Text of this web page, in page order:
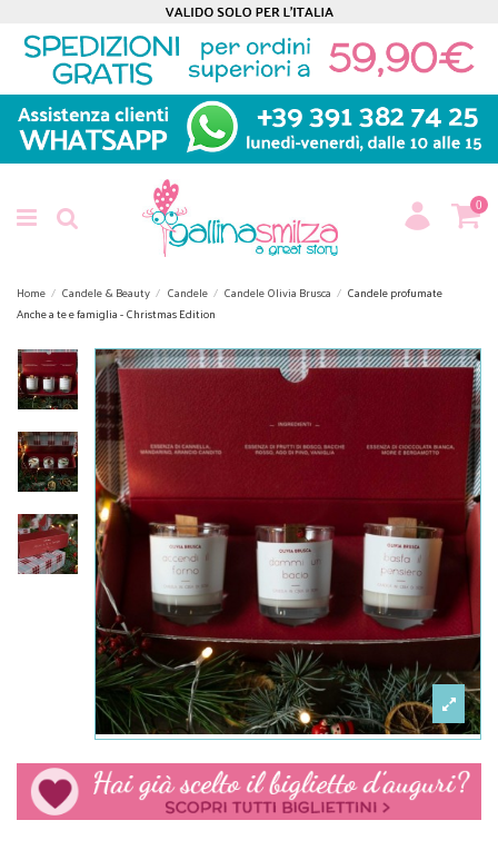
0
Home Candele & Beauty Candele Candele Olivia Brusca
Candele profumate
Anche a te e famiglia - Christmas Edition